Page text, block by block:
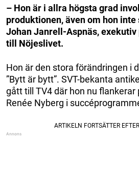
– Hon är i allra högsta grad
produktionen, även om hon
Johan Janrell-Aspnäs, exekutiv
till Nöjeslivet.
Hon är den stora förändringen i
”Bytt är bytt”. SVT-bekanta
gått till TV4 där hon nu flankerar
Renée Nyberg i